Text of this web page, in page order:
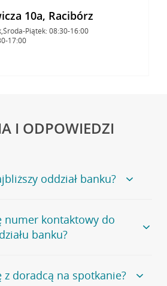
10a, Racibórz
Piątek: 08:30-16:00
17:00
I ODPOWIEDZI
oddział banku?
naszego banku, zapraszamy na
, na której znajduje się
numer kontaktowy do
banku?
udostępnia ogólnego numeru
z doradcą na spotkanie?